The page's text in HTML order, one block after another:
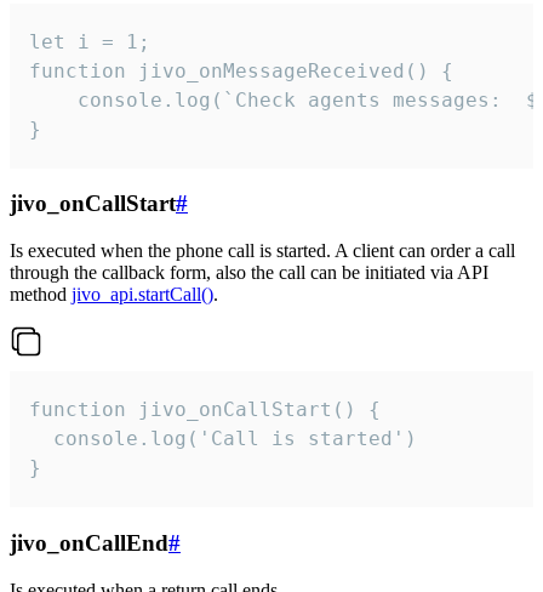
let i = 1;
function jivo_onMessageReceived() {
}
jivo_onCallStart#
Is executed when the phone call is started. A client can order a call
through the callback form, also the call can be initiated via API
method jivo_api.startCall().
function jivo_onCallStart() {
  console.log('Call is started')
}
jivo_onCallEnd#